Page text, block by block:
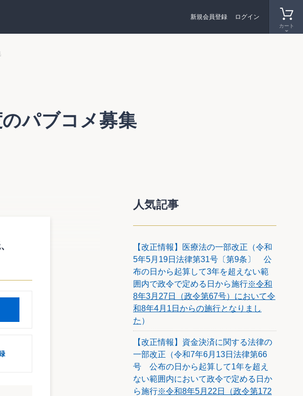
カート
新規会員登録 ログイン
パブコメ募集
人気記事
【改正情報】医療法の一部改正（令和
5年5月19日法律第31号〔第9条〕 公
布の日から起算して3年を超えない範
囲内で政令で定める日から施行※令和
8年3月27日（政令第67号）において令
和8年4月1日からの施行となりまし
た ）
【改正情報】資金決済に関する法律の
一部改正（令和7年6月13日法律第66
号 公布の日から起算して1年を超え
ない範囲内において政令で定める日か
ら施行※令和8年5月22日（政令第172